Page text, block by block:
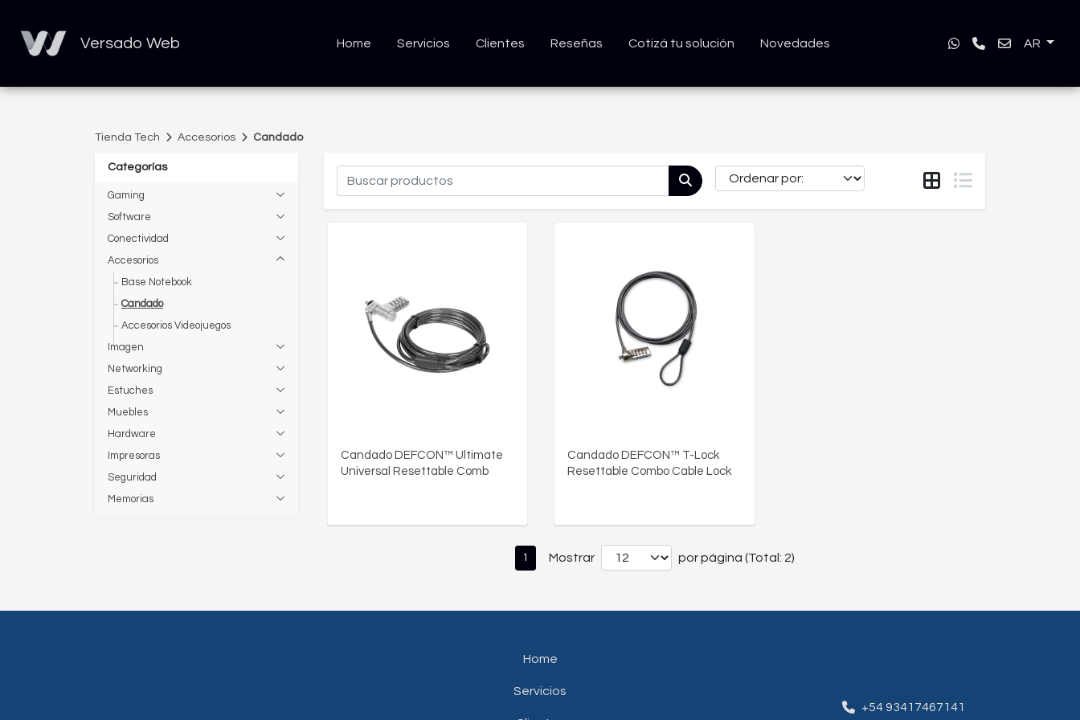
Versado Web Home Servicios Clientes Reseñas Cotizá tu solución Novedades AR
Tienda Tech Accesorios Candado
Categorías
Gaming
Software
Conectividad
Accesorios
Base Notebook
Candado
Accesorios Videojuegos
Imagen
Networking
Estuches
Muebles
Hardware
Impresoras
Seguridad
Memorias
Candado DEFCON™ Ultimate
Universal Resettable Comb
Candado DEFCON™ T-Lock
Resettable Combo Cable Lock
1 Mostrar por página (Total: 2)
Home
Servicios
+54 93417467141